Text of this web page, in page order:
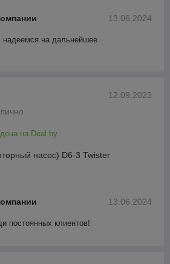
13.06.2024
надеемся на дальнейшее
12.09.2023
на Deal.by
насос) D6-3 Twister
13.06.2024
постоянных клиентов!